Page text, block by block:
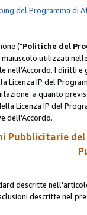
del Programma di
("Politiche del
utilizzati
nell'Accordo. I diritti
IP del
a quanto
Licenza IP del
dell'Accordo.
Pubblicitarie
descritte
descritte nel